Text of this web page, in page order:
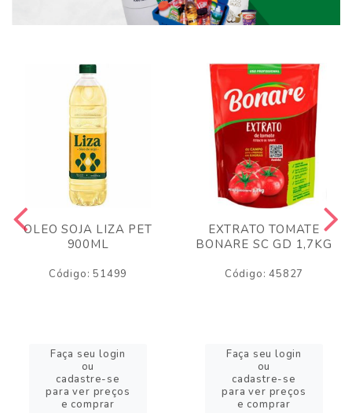
OLEO SOJA LIZA PET
900ML
Código: 51499
Faça seu login
ou
cadastre-se
para ver preços
e comprar
EXTRATO TOMATE
BONARE SC GD 1,7KG
Código: 45827
Faça seu login
ou
cadastre-se
para ver preços
e comprar